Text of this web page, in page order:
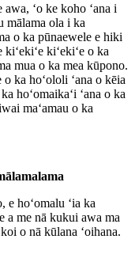
ʻo ke koho ʻana i
mālama ola i ka
o ka pūnaewele e hiki
kiʻekiʻe o ka
mua o ka mea kūpono.
ka hoʻololi ʻana o kēia
hoʻomaikaʻi ʻana o ka
maʻamau o ka
e hoʻomalu ʻia ka
a me nā kukui awa ma
o nā kūlana ʻoihana.